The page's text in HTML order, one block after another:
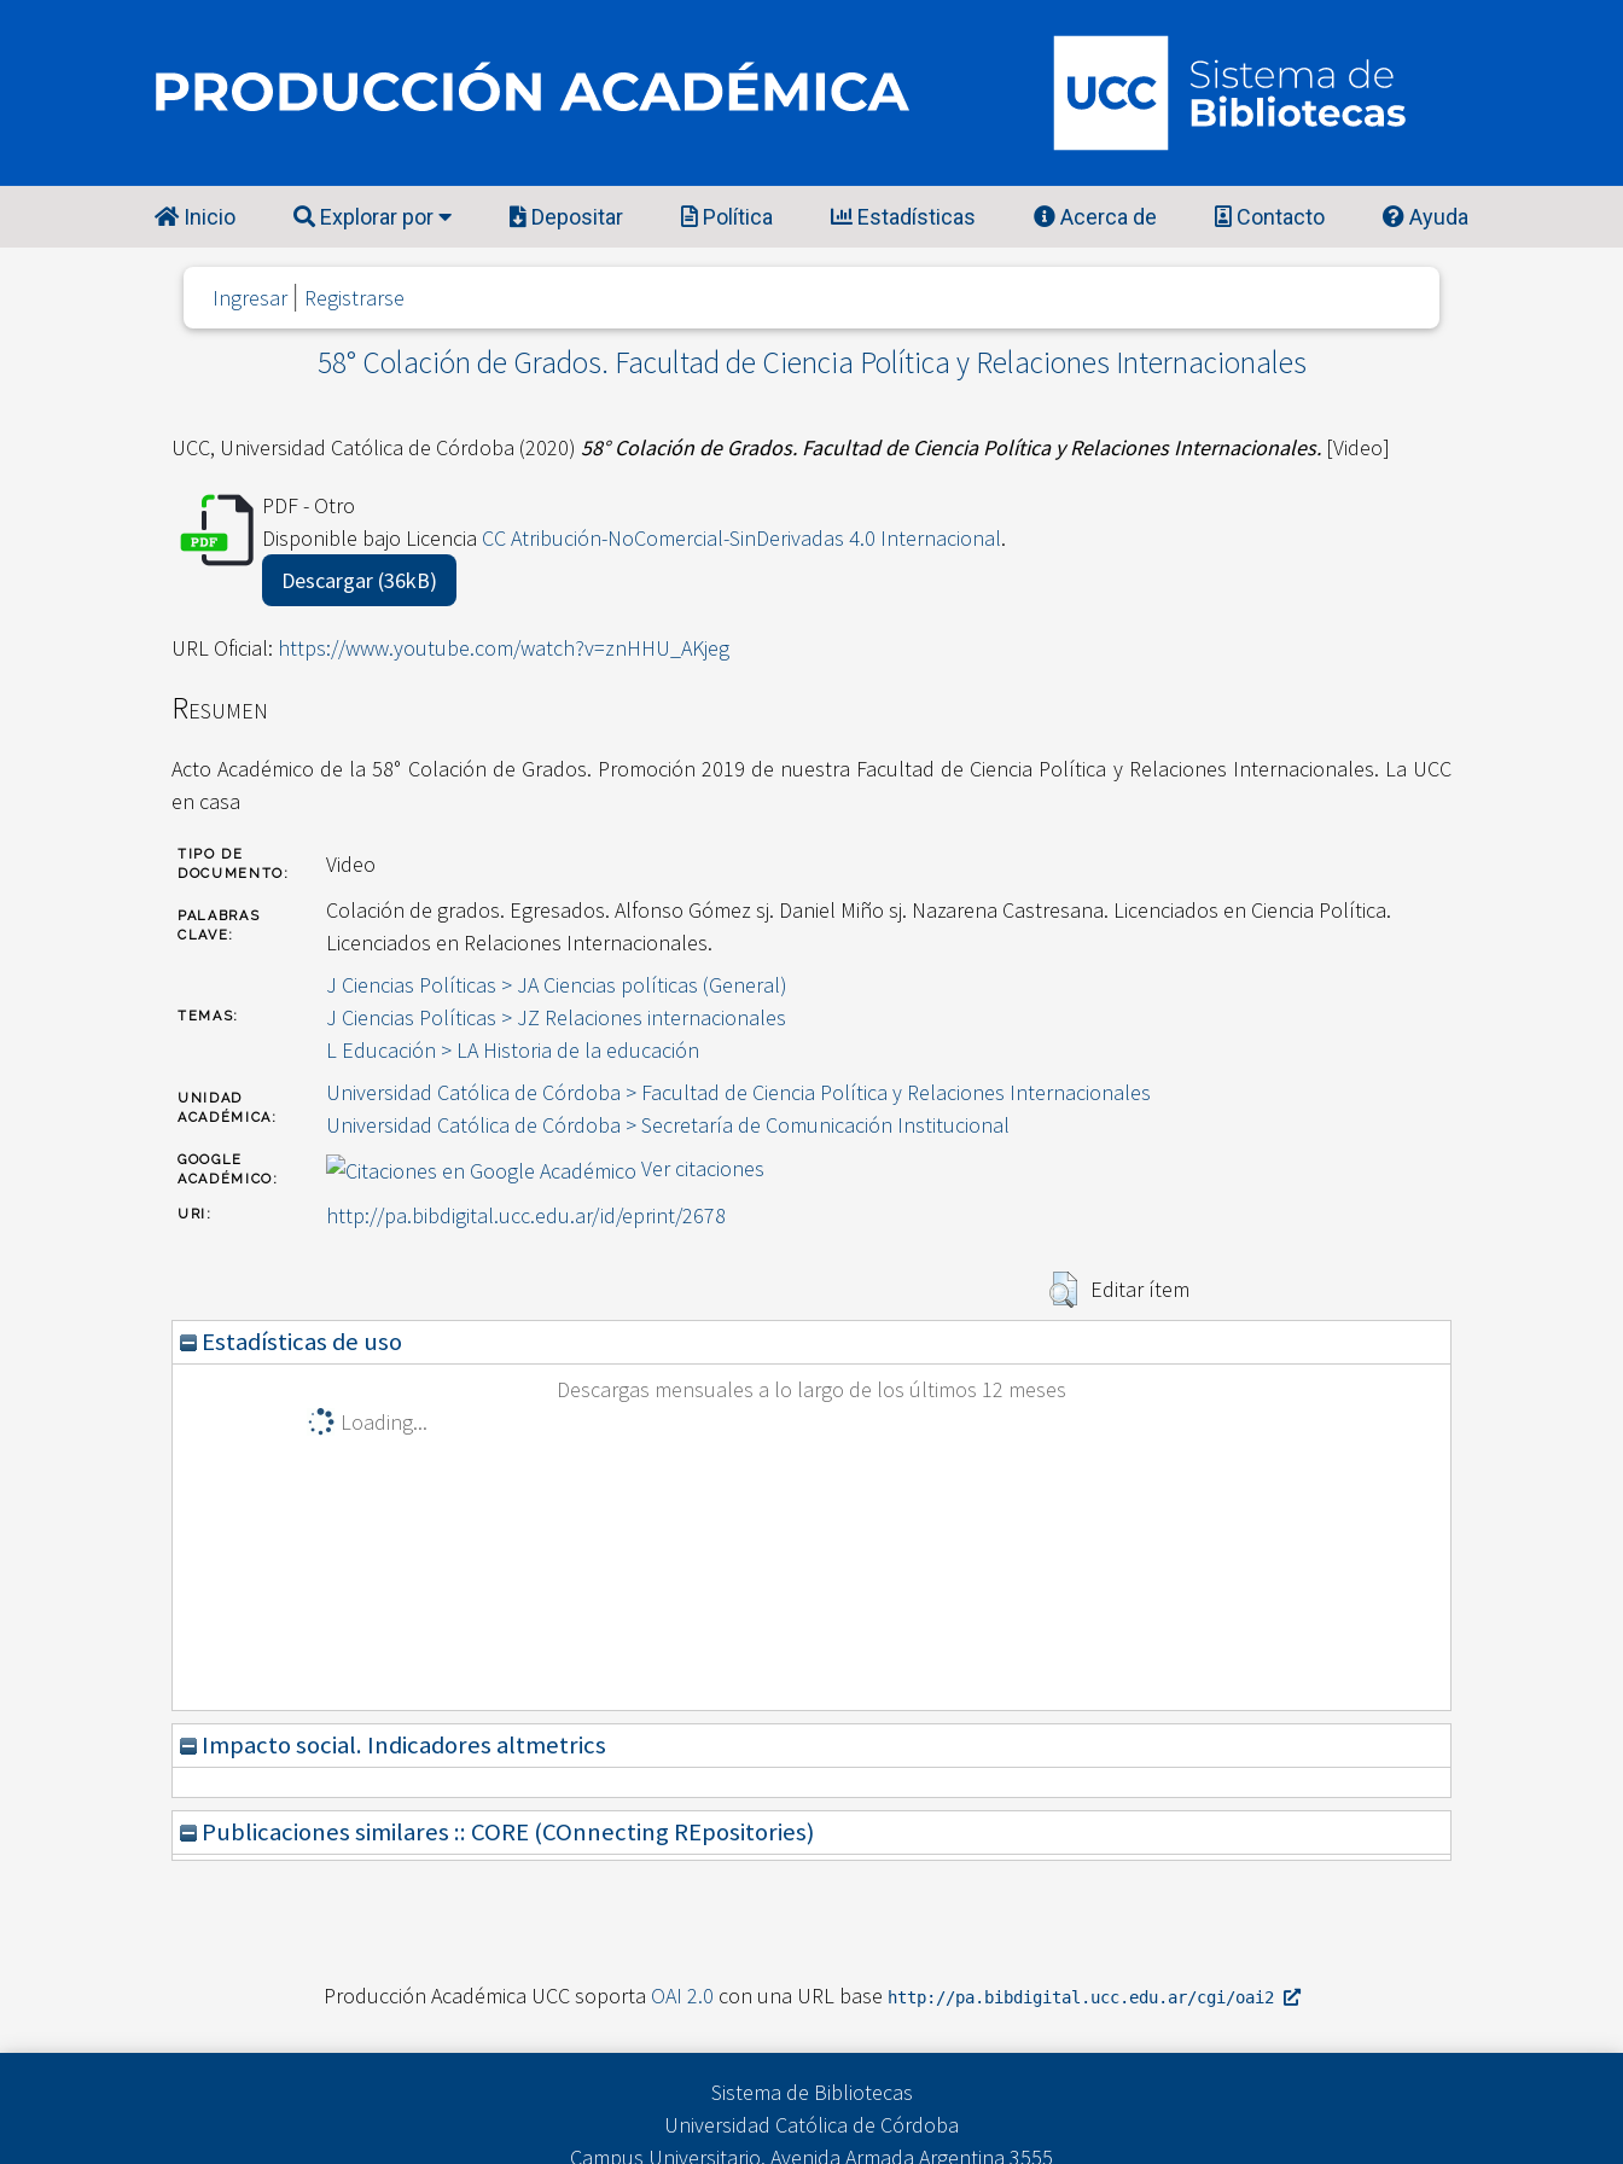
Inicio Explorar por Depositar Política Estadísticas Acerca de Contacto Ayuda
Ingresar Registrarse
58° Colación de Grados. Facultad de Ciencia Política y Relaciones Internacionales
UCC, Universidad Católica de Córdoba (2020) 58° Colación de Grados. Facultad de Ciencia Política y Relaciones Internacionales. [Video]
PDF - Otro
Disponible bajo Licencia CC Atribución-NoComercial-SinDerivadas 4.0 Internacional.
Descargar (36kB)
URL Oficial: https://www.youtube.com/watch?v=znHHU_AKjeg
Resumen
Acto Académico de la 58° Colación de Grados. Promoción 2019 de nuestra Facultad de Ciencia Política y Relaciones Internacionales. La UCC
en casa
TIPO DE
DOCUMENTO:
Video
PALABRAS
CLAVE:
Colación de grados. Egresados. Alfonso Gómez sj. Daniel Miño sj. Nazarena Castresana. Licenciados en Ciencia Política.
Licenciados en Relaciones Internacionales.
TEMAS:
J Ciencias Políticas > JA Ciencias políticas (General)
J Ciencias Políticas > JZ Relaciones internacionales
L Educación > LA Historia de la educación
UNIDAD
ACADÉMICA:
Universidad Católica de Córdoba > Facultad de Ciencia Política y Relaciones Internacionales
Universidad Católica de Córdoba > Secretaría de Comunicación Institucional
GOOGLE
ACADÉMICO:
Ver citaciones
URI: http://pa.bibdigital.ucc.edu.ar/id/eprint/2678
Editar ítem
Estadísticas de uso
Descargas mensuales a lo largo de los últimos 12 meses
Loading...
Impacto social. Indicadores altmetrics
Publicaciones similares :: CORE (COnnecting REpositories)
Producción Académica UCC soporta OAI 2.0 con una URL base http://pa.bibdigital.ucc.edu.ar/cgi/oai2
Sistema de Bibliotecas
Universidad Católica de Córdoba
Campus Universitario. Avenida Armada Argentina 3555